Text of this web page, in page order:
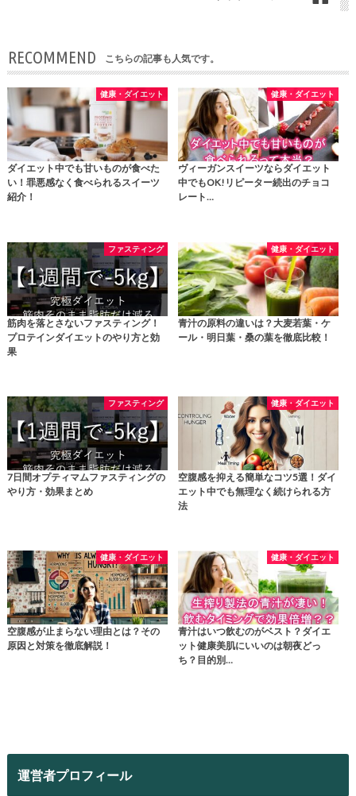
RECOMMEND こちらの記事も人気です。
健康・ダイエット
ダイエット中でも甘いものが食べた
い！罪悪感なく食べられるスイーツ
紹介！
健康・ダイエット
ヴィーガンスイーツならダイエット
中でもOK!リピーター続出のチョコ
レート…
ファスティング
筋肉を落とさないファスティング！
プロテインダイエットのやり方と効
果
健康・ダイエット
青汁の原料の違いは？大麦若葉・ケ
ール・明日葉・桑の葉を徹底比較！
ファスティング
7日間オプティマムファスティングの
やり方・効果まとめ
健康・ダイエット
空腹感を抑える簡単なコツ5選！ダイ
エット中でも無理なく続けられる方
法
健康・ダイエット
空腹感が止まらない理由とは？その
原因と対策を徹底解説！
健康・ダイエット
青汁はいつ飲むのがベスト？ダイエ
ット健康美肌にいいのは朝夜どっ
ち？目的別…
運営者プロフィール